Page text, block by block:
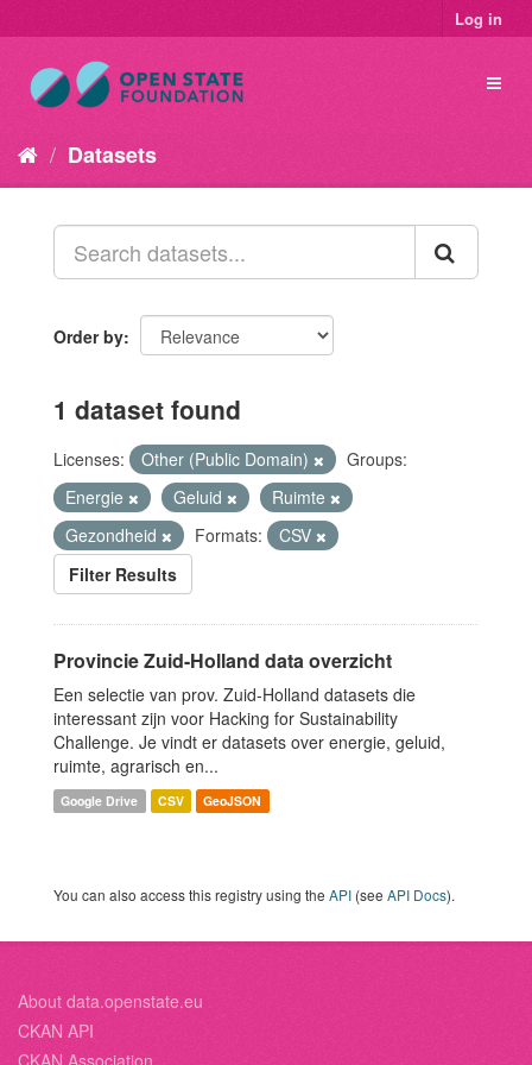
Log in
Datasets
Order by
1 dataset found
Licenses: Other (Public Domain)
Groups:
Energie
Geluid
Ruimte
Gezondheid
Formats:
CSV
Filter Results
Provincie Zuid-Holland data overzicht
Een selectie van prov. Zuid-Holland datasets die
interessant zijn voor Hacking for Sustainability
Challenge. Je vindt er datasets over energie, geluid,
ruimte, agrarisch en...
Google Drive CSV GeoJSON
You can also access this registry using the API (see API Docs).
About data.openstate.eu
CKAN API
CKAN Association